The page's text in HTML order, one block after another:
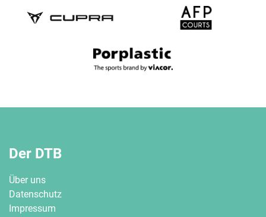
Der DTB
Über uns
Datenschutz
Impressum